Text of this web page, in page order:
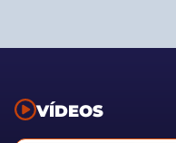
VÍDEOS